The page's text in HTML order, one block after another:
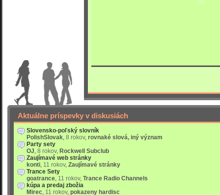
Aktuálne príspevky v diskusiách
Slovensko-poľský slovník
PolishSlovak 8 rokov, rovnaké slová, iný význam
Party sety
OJ 8 rokov, Rockwell Subclub
Zaujímavé web stránky
konti 11 rokov, Zaujímavé stránky
Trance Sety
goatrance 11 rokov, Trance Radio Channels
kúpa a predaj zbožia
Mirec 11 rokov, pokazeny hardisc